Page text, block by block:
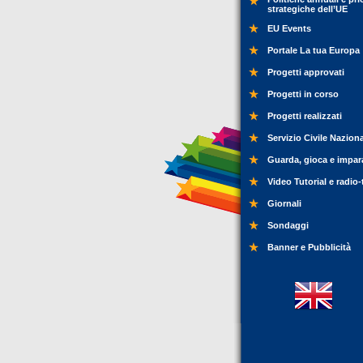
strategiche dell’UE
EU Events
Portale La tua Europa
Progetti approvati
Progetti in corso
Progetti realizzati
Servizio Civile
Guarda, gioca e
Video Tutorial e
Giornali
Sondaggi
Banner e Pubblicità